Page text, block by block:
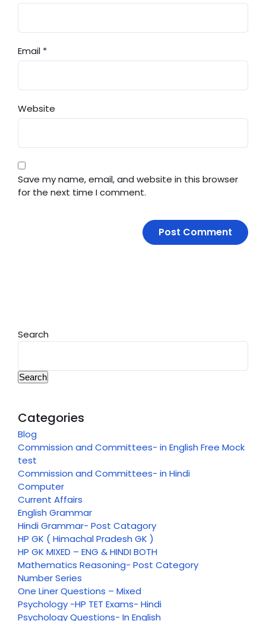
Email *
Website
Save my name, email, and website in this browser
for the next time I comment.
Search
Search
Categories
Blog
Commission and Committees- in English Free Mock
test
Commission and Committees- in Hindi
Computer
Current Affairs
English Grammar
Hindi Grammar- Post Catagory
HP GK ( Himachal Pradesh GK )
HP GK MIXED – ENG & HINDI BOTH
Mathematics Reasoning- Post Category
Number Series
One Liner Questions – Mixed
Psychology -HP TET Exams- Hindi
Psychology Questions- In English